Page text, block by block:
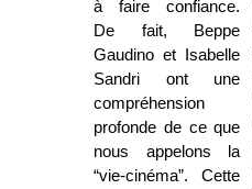
à faire confiance.
De fait, Beppe
Gaudino et Isabelle
Sandri ont une
compréhension
profonde de ce que
nous appelons la
“vie-cinéma”. Cette